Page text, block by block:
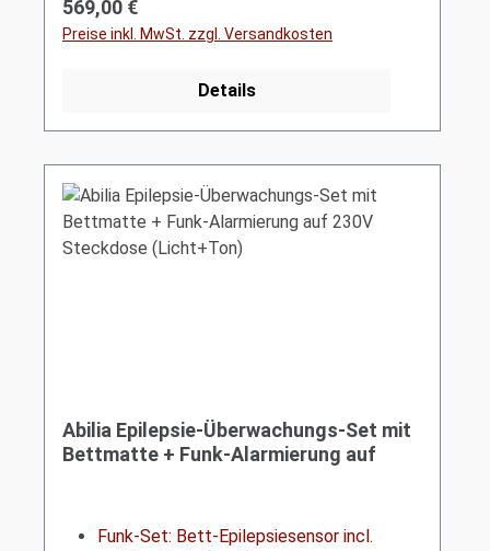
Regulärer Preis:
569,00 €
Preise inkl. MwSt. zzgl. Versandkosten
Details
Abilia Epilepsie-Überwachungs-Set mit
Bettmatte + Funk-Alarmierung auf
Funk-Set: Bett-Epilepsiesensor incl.